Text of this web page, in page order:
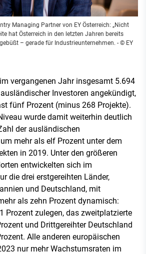
Managing Partner von EY Österreich: „Nicht
hat Österreich in den letzten Jahren bereits
– gerade für Industrieunternehmen. - © EY
vergangenen Jahr insgesamt 5.694
Investoren angekündigt,
fünf Prozent (minus 268 Projekte).
wurde damit weiterhin deutlich
der ausländischen
mehr als elf Prozent unter dem
in 2019. Unter den größeren
entwickelten sich im
die drei erstgereihten Länder,
und Deutschland, mit
als zehn Prozent dynamisch:
Prozent zulegen, das zweitplatzierte
und Drittgereihter Deutschland
Alle anderen europäischen
nur mehr Wachstumsraten im